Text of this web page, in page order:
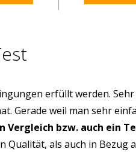
erfüllt werden.
Gerade weil man sehr
Vergleich bzw. auch ein
als auch in